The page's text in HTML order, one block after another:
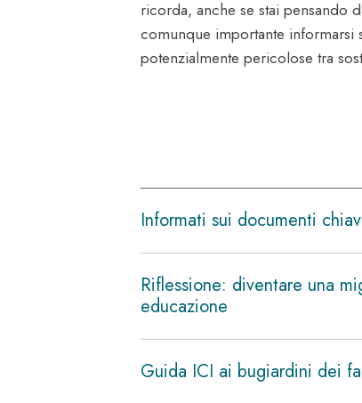
ricorda, anche se stai pensando
comunque importante informarsi
potenzialmente pericolose tra
Informati sui documenti
Riflessione: diventare una
educazione
Guida ICI ai bugiardini dei